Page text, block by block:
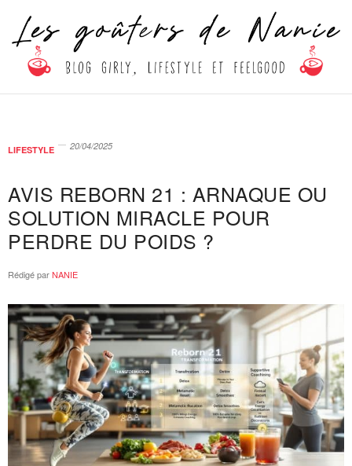
LIFESTYLE 20/04/2025
AVIS REBORN 21 : ARNAQUE OU
SOLUTION MIRACLE POUR
PERDRE DU POIDS ?
Rédigé parNANIE